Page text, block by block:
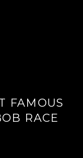
FAMOUS
RACE